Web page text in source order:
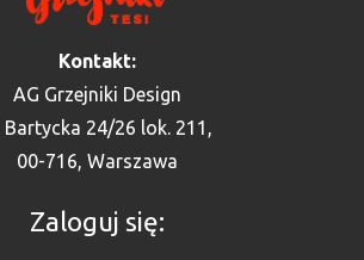
Kontakt:
AG Grzejniki Design
Bartycka 24/26 lok. 211,
00-716, Warszawa
Zaloguj się: